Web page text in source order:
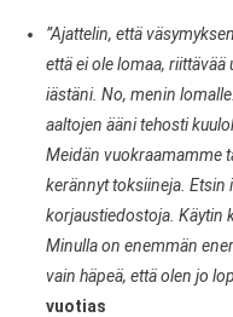
”Ajattelin, että
että ei ole lomaa,
iästäni. No, menin
aaltojen ääni tehosti
Meidän vuokraamamme
kerännyt toksiineja. Etsin
korjaustiedostoja. Käytin
Minulla on enemmän
vain häpeä, että olen jo
vuotias